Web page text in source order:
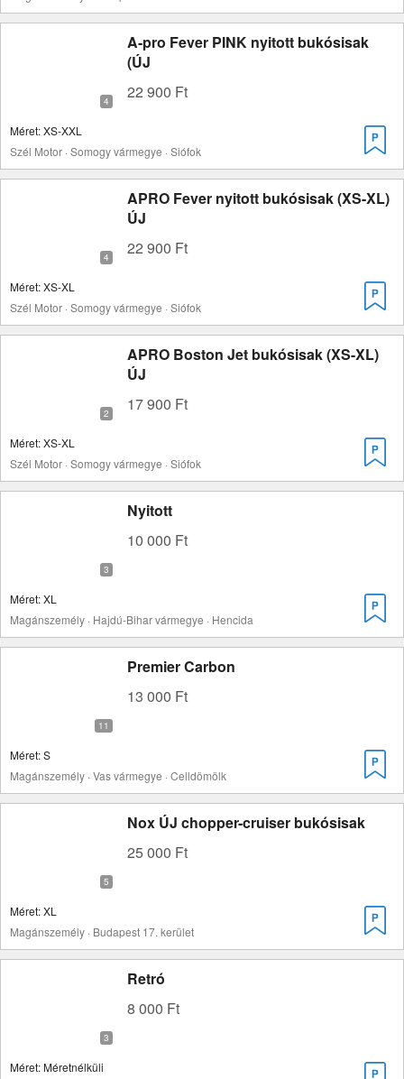
A-pro Fever PINK nyitott bukósisak
(ÚJ
22 900 Ft
Méret: XS-XXL
Szél Motor · Somogy vármegye · Siófok
APRO Fever nyitott bukósisak (XS-XL)
ÚJ
22 900 Ft
Méret: XS-XL
Szél Motor · Somogy vármegye · Siófok
APRO Boston Jet bukósisak (XS-XL)
ÚJ
17 900 Ft
Méret: XS-XL
Szél Motor · Somogy vármegye · Siófok
Nyitott
10 000 Ft
Méret: XL
Magánszemély · Hajdú-Bihar vármegye · Hencida
Premier Carbon
13 000 Ft
Méret: S
Magánszemély · Vas vármegye · Celldömölk
Nox ÚJ chopper-cruiser bukósisak
25 000 Ft
Méret: XL
Magánszemély · Budapest 17. kerület
Retró
8 000 Ft
Méret: Méretnélküli